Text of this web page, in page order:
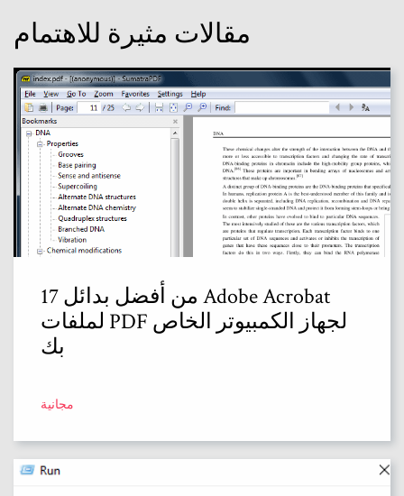
مقالات مثيرة للاهتمام
17 من أفضل بدائل Adobe Acrobat
لملفات PDF لجهاز الكمبيوتر الخاص
بك
مجانية